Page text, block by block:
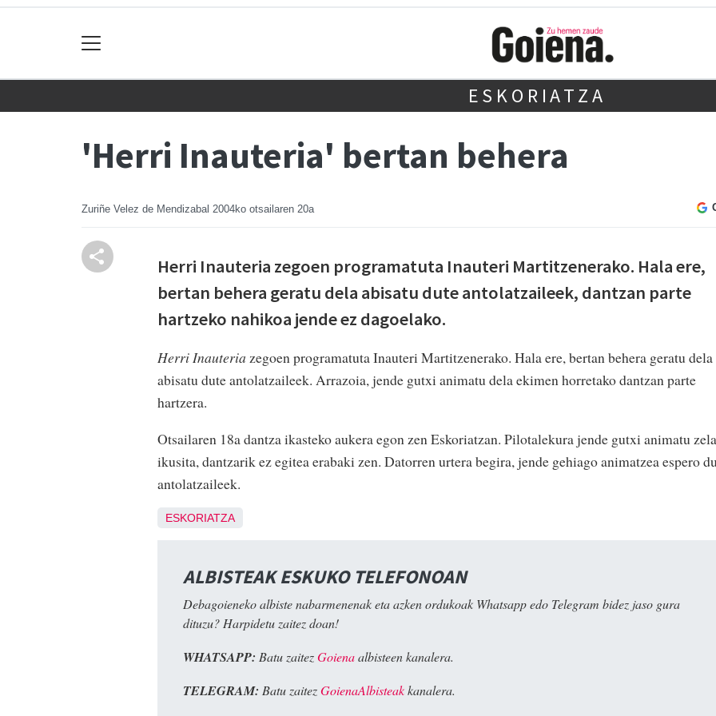
ESKORIATZA
'Herri Inauteria' bertan behera
Zuriñe Velez de Mendizabal 2004ko otsailaren 20a
Herri Inauteria zegoen programatuta Inauteri Martitzenerako. Hala ere,
bertan behera geratu dela abisatu dute antolatzaileek, dantzan parte
hartzeko nahikoa jende ez dagoelako.
Herri Inauteria zegoen programatuta Inauteri Martitzenerako. Hala ere, bertan behera geratu dela
abisatu dute antolatzaileek. Arrazoia, jende gutxi animatu dela ekimen horretako dantzan parte
hartzera.
Otsailaren 18a dantza ikasteko aukera egon zen Eskoriatzan. Pilotalekura jende gutxi animatu zela
ikusita, dantzarik ez egitea erabaki zen. Datorren urtera begira, jende gehiago animatzea espero
antolatzaileek.
ESKORIATZA
ALBISTEAK ESKUKO TELEFONOAN
Debagoieneko albiste nabarmenenak eta azken ordukoak Whatsapp edo Telegram bidez jaso gura
dituzu? Harpidetu zaitez doan!
WHATSAPP: Batu zaitezGoienaalbisteen kanalera.
TELEGRAM: Batu zaitezGoienaAlbisteakkanalera.